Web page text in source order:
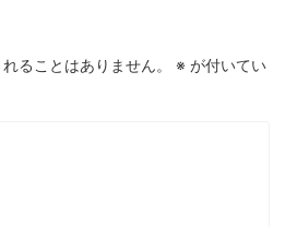
ることはありません。 ※ が付いてい